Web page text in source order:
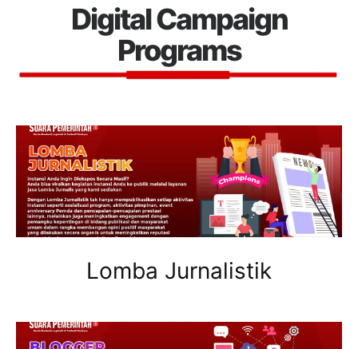
Digital Campaign
Programs
Lomba Jurnalistik